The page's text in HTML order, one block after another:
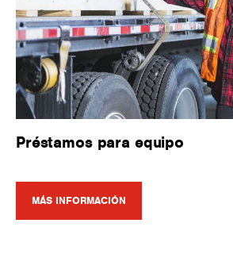
Préstamos para equipo
MÁS INFORMACIÓN